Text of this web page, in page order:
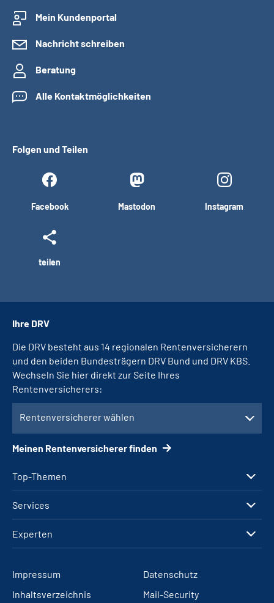
Mein Kundenportal
Nachricht schreiben
Beratung
Alle Kontaktmöglichkeiten
Folgen und Teilen
Facebook Mastodon Instagram
teilen
Top-Themen
Services
Experten
Ihre DRV
Die DRV besteht aus 14 regionalen Rentenversicherern
und den beiden Bundesträgern DRV Bund und DRV KBS.
Wechseln Sie hier direkt zur Seite Ihres
Rentenversicherers:
Rentenversicherer wählen
Meinen Rentenversicherer finden
Impressum
Datenschutz
Inhaltsverzeichnis
Mail-Security